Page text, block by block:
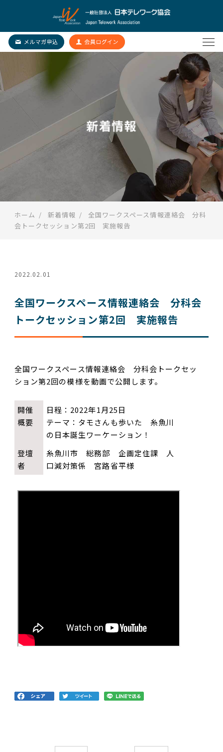
新着情報
ホーム 新着情報
全国ワークスペース情報連絡会 分科
会トークセッション第2回 実施報告
2022.02.01
全国ワークスペース情報連絡会 分科会
トークセッション第2回 実施報告
全国ワークスペース情報連絡会 分科会トークセッ
ション第2回の模様を動画で公開します。
開催
概要
日程：2022年1月25日
テーマ：タモさんも歩いた 糸魚川
の日本誕生ワーケーション！
登壇
者
糸魚川市 総務部 企画定住課 人
口減対策係 宮路省平様